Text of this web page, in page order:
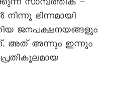
സാമ്പത്തിക –
ഭിന്നമായി
ജനപക്ഷനയങ്ങളും
അത് അന്നും ഇന്നും